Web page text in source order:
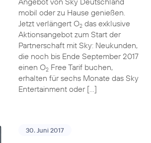
mobil oder zu Hause genießen.
Jetzt verlängert O2das exklusive
Aktionsangebot zum Start der
Partnerschaft mit Sky: Neukunden,
die noch bis Ende September 2017
einen O2Free Tarif buchen,
erhalten für sechs Monate das Sky
Entertainment oder […]
30. Juni 2017